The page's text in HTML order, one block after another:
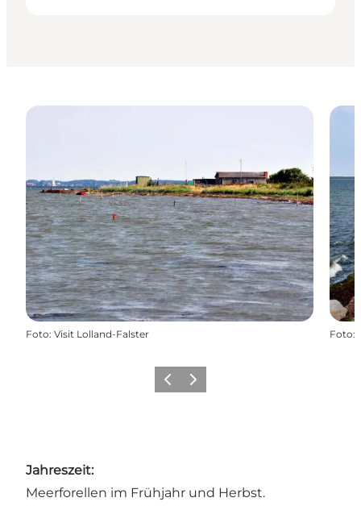
Foto: Visit Lolland-Falster Foto:
ZurückWeiter
Jahreszeit:
Meerforellen im Frühjahr und Herbst.